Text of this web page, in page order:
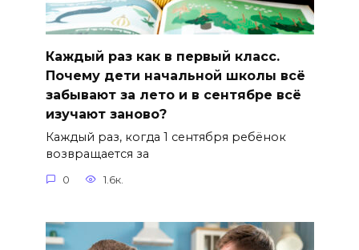
Каждый раз как в первый класс.
Почему дети начальной школы всё
забывают за лето и в сентябре всё
изучают заново?
Каждый раз, когда 1 сентября ребёнок
возвращается за
0 1.6к.